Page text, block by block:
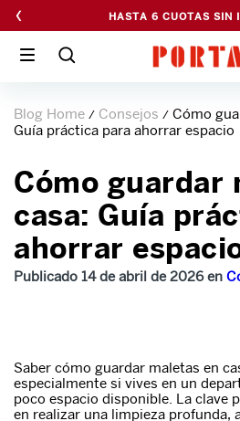
‹ HASTA 6 CUOTAS SIN
Blog Home / Consejos / Cómo
Guía práctica para ahorrar espacio
Cómo guardar
casa: Guía
ahorrar
Publicado 14 de abril de 2026 en
Saber cómo guardar maletas en
especialmente si vives en un
poco espacio disponible. La clave
en realizar una limpieza profunda,